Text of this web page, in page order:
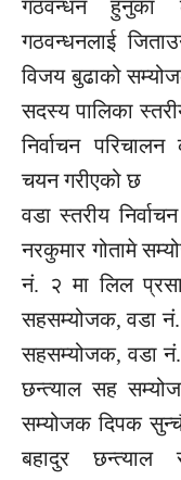
गठवन्धन
गठवन्धनलाई
विजय बुढाको
सदस्य पालिका
निर्वाचन
चयन गरीएको छ
वडा स्तरीय
नरकुमार गोतामे
नं. २ मा लिल
सहसम्योजक, वडा नं.
सहसम्योजक, वडा
छन्त्याल सह
सम्योजक दिपक
बहादुर छन्त्याल